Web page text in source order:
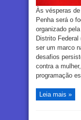
Às vésperas
Penha será o
organizado
Distrito
ser um marco
desafios
contra a
programação
Leia mais »